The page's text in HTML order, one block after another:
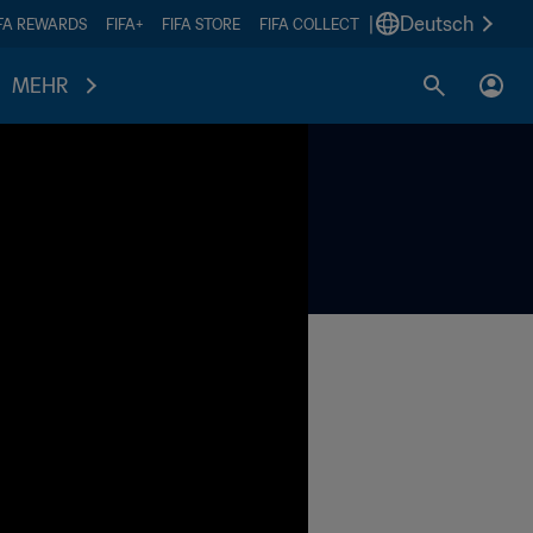
REWARDS FIFA+ FIFA STORE FIFA COLLECT Deutsch
MEHR